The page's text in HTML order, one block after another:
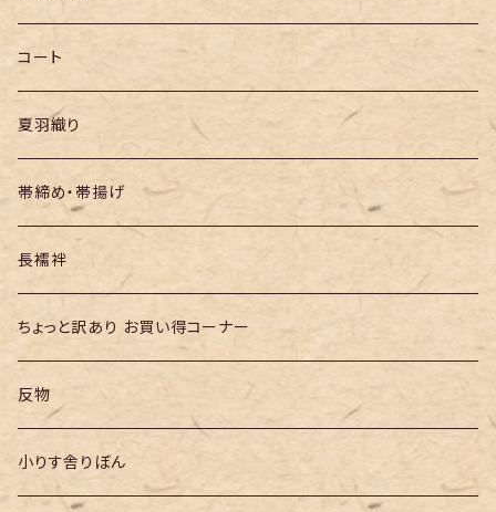
半幅帯
コート
夏羽織り
帯締め・帯揚げ
長襦袢
ちょっと訳あり お買い得コーナー
反物
小りす舎りぼん